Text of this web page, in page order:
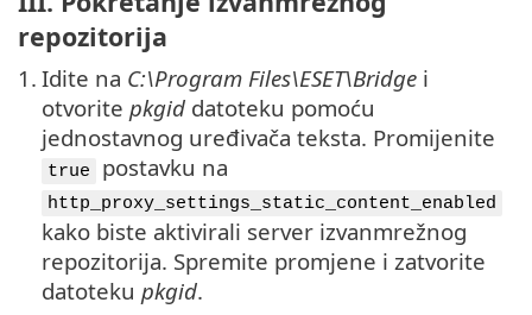
repozitorija
1. Idite na C:\Program Files\ESET\Bridge i
otvorite pkgid datoteku pomoću
jednostavnog uređivača teksta. Promijenite
true postavku na
http_proxy_settings_static_content_enabled
kako biste aktivirali server izvanmrežnog
repozitorija. Spremite promjene i zatvorite
datoteku pkgid.